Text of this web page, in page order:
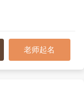
老师起名